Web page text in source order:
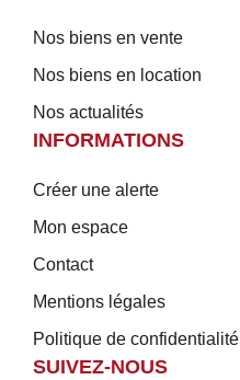
Nos biens en vente
Nos biens en location
Nos actualités
INFORMATIONS
Créer une alerte
Mon espace
Contact
Mentions légales
Politique de confidentialité
SUIVEZ-NOUS